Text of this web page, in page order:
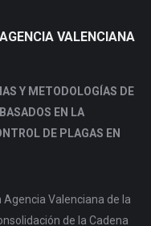
VALENCIANA
Y METODOLOGÍAS DE
EN LA
DE PLAGAS EN
Valenciana de la
de la Cadena